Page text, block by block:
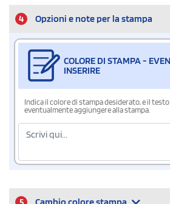
4 Opzioni e note per la stampa
COLORE DI STAMPA -
INSERIRE
Indica il colore di stampa desiderato, e il
eventualmente aggiungere alla stampa.